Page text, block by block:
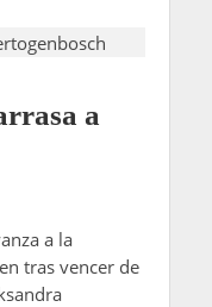
a
a la
tras vencer de